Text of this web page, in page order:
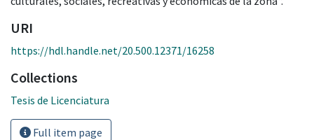
URI
https://hdl.handle.net/20.500.12371/16258
Collections
Tesis de Licenciatura
Full item page